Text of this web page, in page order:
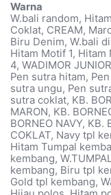
Warna
W.bali random,
Coklat, CREAM,
Biru Denim, W.bali
Hitam Motif 1,
4, WADIMOR
Pen sutra hitam,
sutra ungu, Pen
sutra coklat, KB.
MARON, KB.
BORNEO NAVY, KB.
COKLAT, Navy tpl
Hitam Tumpal
kembang,
kembang, Biru tpl
Gold tpl kembang,